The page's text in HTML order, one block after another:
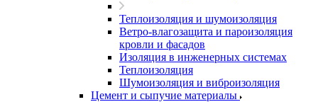
Теплоизоляция и шумоизоляция
Ветро-влагозащита и пароизоляция
кровли и фасадов
Изоляция в инженерных системах
Теплоизоляция
Шумоизоляция и виброизоляция
Цемент и сыпучие материалы